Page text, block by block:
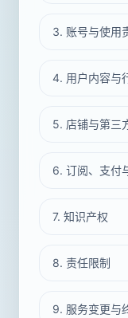
3. 账号与使用
4. 用户内容与
5. 店铺与第三
6. 订阅、支付
7. 知识产权
8. 责任限制
9. 服务变更与